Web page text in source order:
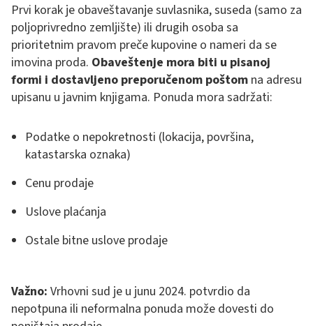
Prvi korak je obaveštavanje suvlasnika, suseda (samo za
poljoprivredno zemljište) ili drugih osoba sa
prioritetnim pravom preče kupovine o nameri da se
imovina proda. Obaveštenje mora biti u pisanoj
formi i dostavljeno preporučenom poštom na adresu
upisanu u javnim knjigama. Ponuda mora sadržati:
Podatke o nepokretnosti (lokacija, površina,
katastarska oznaka)
Cenu prodaje
Uslove plaćanja
Ostale bitne uslove prodaje
Važno: Vrhovni sud je u junu 2024. potvrdio da
nepotpuna ili neformalna ponuda može dovesti do